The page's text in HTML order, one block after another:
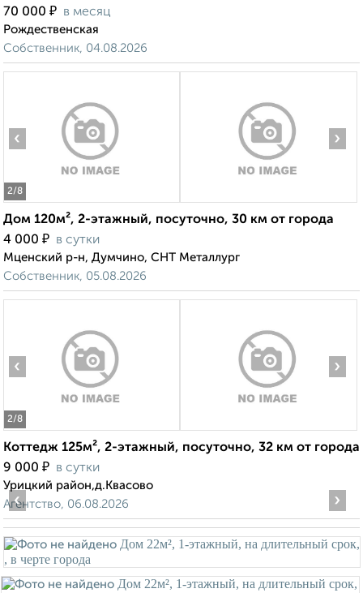
70 000 ₽ в месяц
Рождественская
Собственник, 04.08.2026
2/8
‹ ›
Дом 120м², 2-этажный, посуточно, 30 км от города
4 000 ₽ в сутки
Мценский р-н, Думчино, СНТ Металлург
Собственник, 05.08.2026
2/8
‹ ›
Коттедж 125м², 2-этажный, посуточно, 32 км от города
9 000 ₽ в сутки
Урицкий район,д.Квасово
Агентство, 06.08.2026
‹ ›